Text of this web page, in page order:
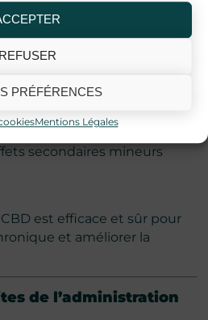
REFUSER
PRÉFÉRENCES
Mentions Légales
de douleur chronique,
appliqué 12h/jour
(p<0.01), amélioration de la
secondaires mineurs
est efficace et sûr pour
et améliorer la
de l’administration